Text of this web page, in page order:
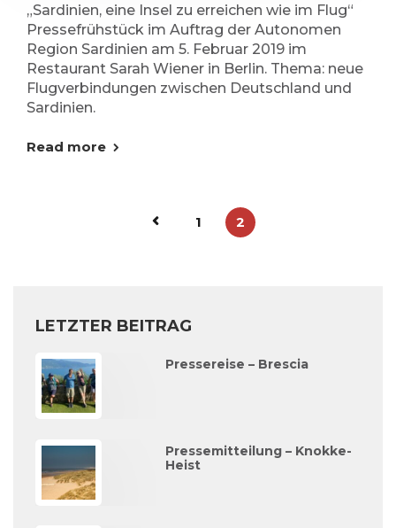
„Sardinien, eine Insel zu erreichen wie im Flug“
Pressefrühstück im Auftrag der Autonomen
Region Sardinien am 5. Februar 2019 im
Restaurant Sarah Wiener in Berlin. Thema: neue
Flugverbindungen zwischen Deutschland und
Sardinien.
Read more
1 2
LETZTER BEITRAG
Pressereise – Brescia
Pressemitteilung – Knokke-
Heist